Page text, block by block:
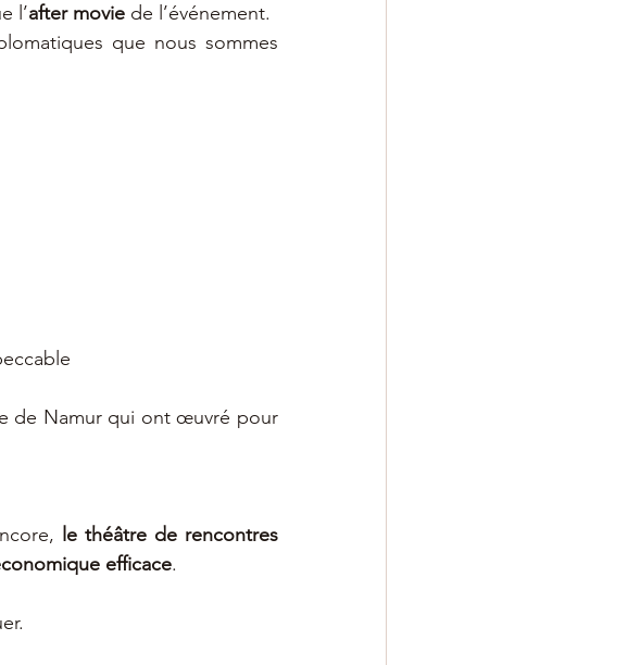
l’after movie de l’événement.
que nous sommes
de Namur qui ont œuvré pour
le théâtre de rencontres
efficace.